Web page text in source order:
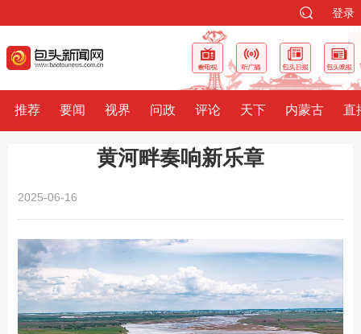
登录
推荐 要闻 视界 问政 评论 天下 内蒙古 直
黄河畔奏响新乐章
2025-06-16